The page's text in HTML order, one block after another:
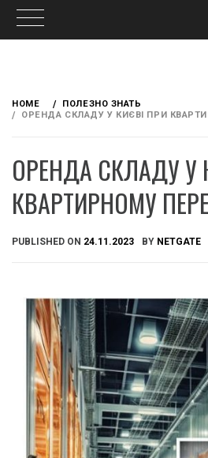
content
HOME
ПОЛЕЗНО ЗНАТЬ
ОРЕНДА СКЛАДУ У КИЄВІ ПРИ
ОРЕНДА СКЛАДУ У
КВАРТИРНОМУ
PUBLISHED ON 24.11.2023 BY NETGATE